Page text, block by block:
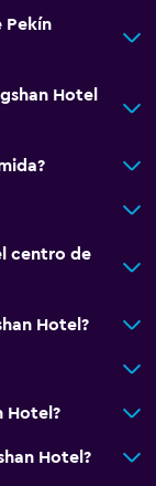
Pekín
Hotel
centro de
Hotel?
Hotel?
Hotel?